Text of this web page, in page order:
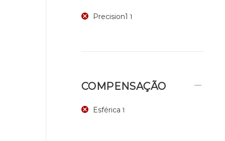
Precision1 1
COMPENSAÇÃO
Esférica 1